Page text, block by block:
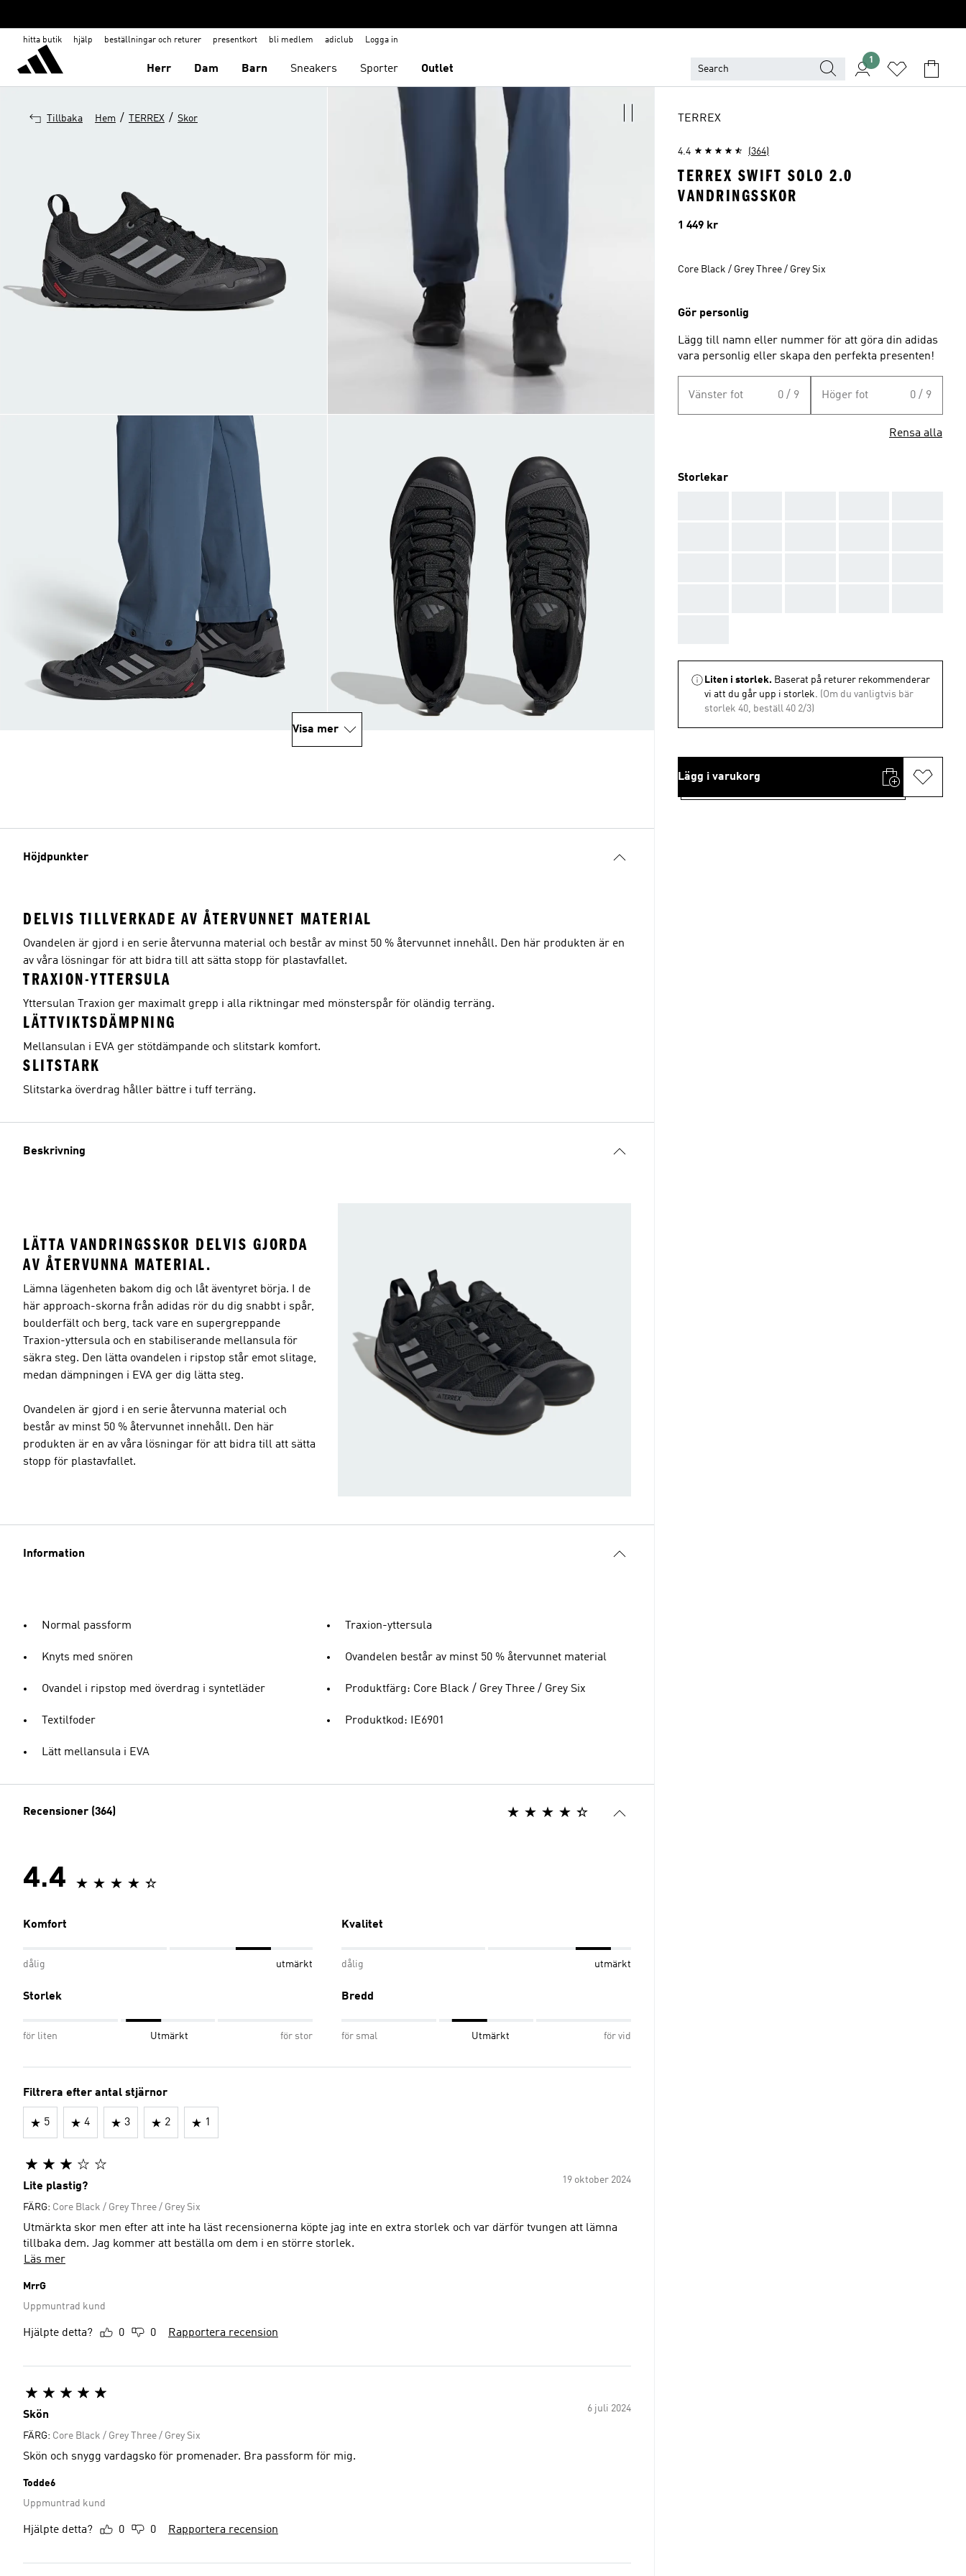
hitta butik hjälp beställningar och returer presentkort bli medlem adiclub Logga in
Herr Dam Barn Sneakers Sporter Outlet
1
Tillbaka Hem / TERREX / Skor
Visa mer
Höjdpunkter
DELVIS TILLVERKADE AV ÅTERVUNNET MATERIAL
Ovandelen är gjord i en serie återvunna material och består av minst 50 % återvunnet innehåll. Den här produkten är en
av våra lösningar för att bidra till att sätta stopp för plastavfallet.
TRAXION-YTTERSULA
Yttersulan Traxion ger maximalt grepp i alla riktningar med mönsterspår för oländig terräng.
LÄTTVIKTSDÄMPNING
Mellansulan i EVA ger stötdämpande och slitstark komfort.
SLITSTARK
Slitstarka överdrag håller bättre i tuff terräng.
Beskrivning
LÄTTA VANDRINGSSKOR DELVIS GJORDA
AV ÅTERVUNNA MATERIAL.
Lämna lägenheten bakom dig och låt äventyret börja. I de
här approach-skorna från adidas rör du dig snabbt i spår,
boulderfält och berg, tack vare en supergreppande
Traxion-yttersula och en stabiliserande mellansula för
säkra steg. Den lätta ovandelen i ripstop står emot slitage,
medan dämpningen i EVA ger dig lätta steg.
Ovandelen är gjord i en serie återvunna material och
består av minst 50 % återvunnet innehåll. Den här
produkten är en av våra lösningar för att bidra till att sätta
stopp för plastavfallet.
Information
Normal passform
Knyts med snören
Ovandel i ripstop med överdrag i syntetläder
Textilfoder
Lätt mellansula i EVA
Traxion-yttersula
Ovandelen består av minst 50 % återvunnet material
Produktfärg: Core Black / Grey Three / Grey Six
Produktkod: IE6901
Recensioner (364)
4.4
Komfort
dålig utmärkt
Kvalitet
dålig utmärkt
Storlek
för liten Utmärkt för stor
Bredd
för smal Utmärkt för vid
Filtrera efter antal stjärnor
5 4 3 2 1
19 oktober 2024
Lite plastig?
FÄRG: Core Black / Grey Three / Grey Six
Utmärkta skor men efter att inte ha läst recensionerna köpte jag inte en extra storlek och var därför tvungen att lämna
tillbaka dem. Jag kommer att beställa om dem i en större storlek.
Läs mer
MrrG
Uppmuntrad kund
Hjälpte detta? 0 0 Rapportera recension
6 juli 2024
Skön
FÄRG: Core Black / Grey Three / Grey Six
Skön och snygg vardagsko för promenader. Bra passform för mig.
Todde6
Uppmuntrad kund
Hjälpte detta? 0 0 Rapportera recension
TERREX
4.4 (364)
TERREX SWIFT SOLO 2.0
VANDRINGSSKOR
Pris
1 449 kr
Core Black / Grey Three / Grey Six
Gör personlig
Lägg till namn eller nummer för att göra din adidas
vara personlig eller skapa den perfekta presenten!
Vänster fot 0 / 9 Höger fot 0 / 9
Rensa alla
Storlekar
Liten i storlek. Baserat på returer rekommenderar
vi att du går upp i storlek. (Om du vanligtvis bär
storlek 40, beställ 40 2/3)
Lägg i varukorg